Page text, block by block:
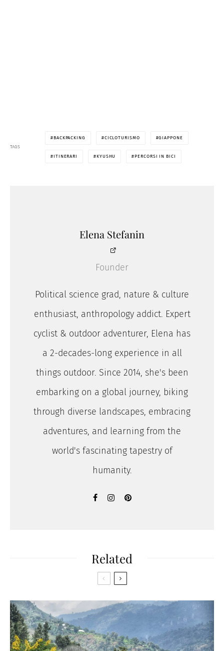
TAGS
BACKPACKING CICLOTURISMO GIAPPONE
ITINERARI KYUSHU PERCORSI IN BICI
Elena Stefanin
Founder
Political science grad, nature & culture
enthusiast, anthropology addict. Expert
cyclist & outdoor adventurer, Elena has
a 2-decades-long experience in all
things outdoor. Since 2014, she's been
embarking on a global journey, biking
through diverse landscapes, embracing
adventures, and learning from the
world's fascinating tapestry of
humanity.
Related